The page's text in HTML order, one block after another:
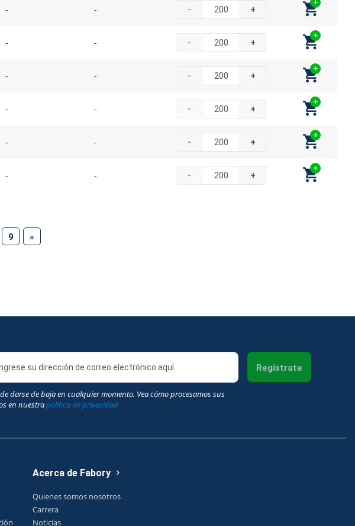
- - - +
- - - +
- - - +
- - - +
- - - +
- - - +
9 »
darse de baja en cualquier momento. Vea cómo procesamos sus
en nuestrapolítica de privacidad
Regístrate
Acerca de Fabory
Quienes somos nosotros
Carrera
Noticias